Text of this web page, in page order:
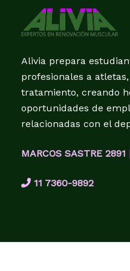
Alivia prepara
profesionales a
tratamiento, creando
oportunidades de
relacionadas con el
MARCOS SASTRE 2891
11 7360-9892